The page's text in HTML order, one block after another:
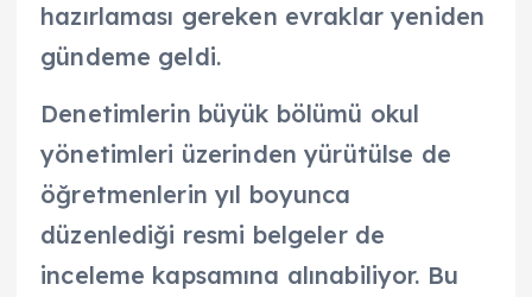
hazırlaması gereken evraklar yeniden
gündeme geldi.
Denetimlerin büyük bölümü okul
yönetimleri üzerinden yürütülse de
öğretmenlerin yıl boyunca
düzenlediği resmi belgeler de
inceleme kapsamına alınabiliyor. Bu